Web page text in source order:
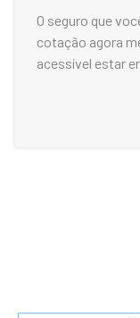
O seguro que
cotação agora
acessível estar